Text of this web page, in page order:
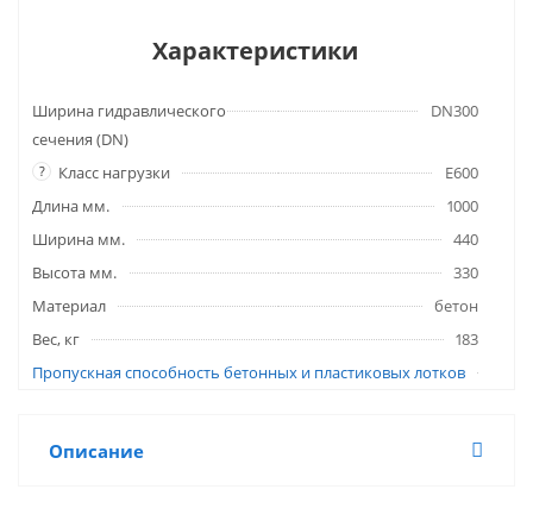
Характеристики
Ширина гидравлического
сечения (DN)
DN300
? Класс нагрузки
E600
Длина мм.
1000
Ширина мм.
440
Высота мм.
330
Материал
бетон
Вес, кг
183
Пропускная способность бетонных и пластиковых лотков
Описание